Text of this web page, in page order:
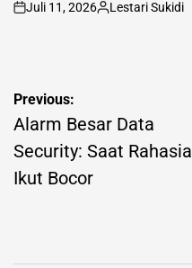
on
Juli 11, 2026
Posted
Lestari Sukidi
Navigasi
pos
Previous:
Alarm Besar Data
Security: Saat Rahasia
Ikut Bocor